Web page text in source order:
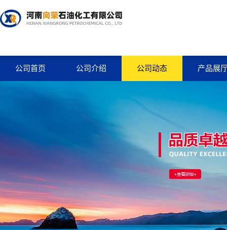
公司首页 公司介绍 公司动态 产品展